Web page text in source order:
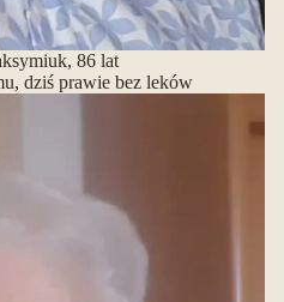
86 lat
dziś prawie bez leków